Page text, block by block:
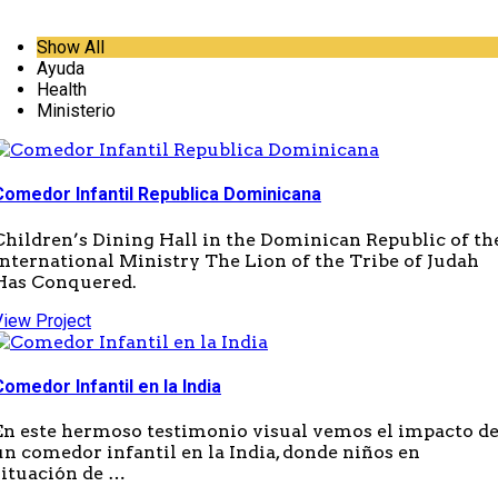
Show All
Ayuda
Health
Ministerio
Infantil Republica Dominicana
Dining Hall in the Dominican Republic of
Ministry The Lion of the Tribe of Judah
Conquered.
Project
Infantil en la India
este hermoso testimonio visual vemos el impacto de
comedor infantil en la India, donde niños en
de …